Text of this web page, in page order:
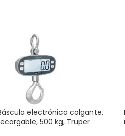
electrónica colgante,
500 kg, Truper